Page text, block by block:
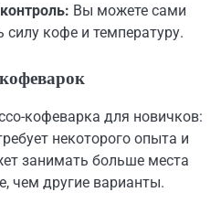
Вы можете сами
силу кофе и температуру.
кофеварка для новичков:
некоторого опыта и
занимать больше места
чем другие варианты.